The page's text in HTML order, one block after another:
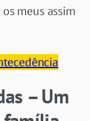
meus assim
– Um